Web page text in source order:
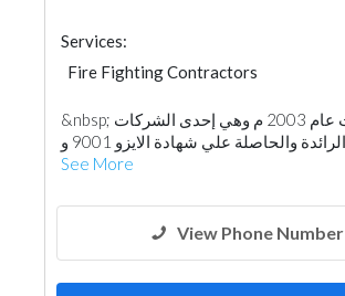
Services:
Fire Fighting Contractors
Cleaning Services
AC Maintenance
Plumbing Maintenance
Electrical Maintenance
&nbsp; تأسست عام 2003 م وهي إحدى الشركات
See More
View Phone Number